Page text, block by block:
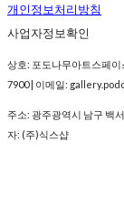
개인정보처리방침
사업자정보확인
상호: 포도나무아트스페이
7900 | 이메일:
주소: 광주광역시 남구 백
자: (주)식스샵